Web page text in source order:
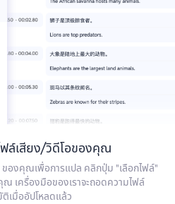
ล์เสียง/วิดีโอของคุณ
ของคุณเพื่อการแปล คลิกปุ่ม "เลือกไฟล์"
เครื่องมือของเราจะถอดความไฟล์
ติเมื่ออัปโหลดแล้ว